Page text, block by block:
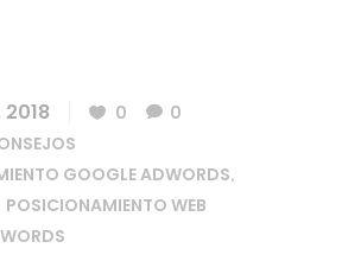
0
0
GOOGLE ADWORDS,
POSICIONAMIENTO WEB